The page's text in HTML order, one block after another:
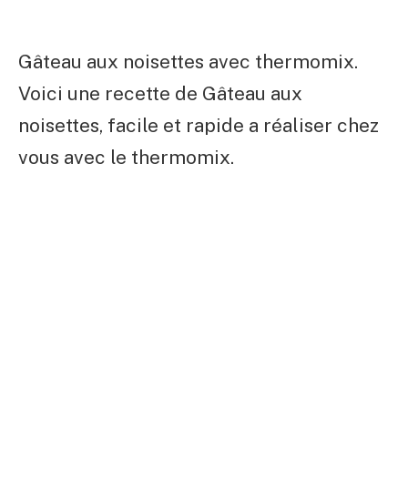
Gâteau aux noisettes avec thermomix.
Voici une recette de Gâteau aux
noisettes, facile et rapide a réaliser chez
vous avec le thermomix.